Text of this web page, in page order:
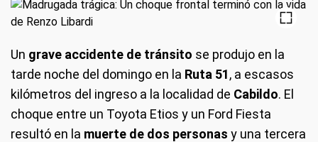
Un grave accidente de tránsito se produjo en la
tarde noche del domingo en la Ruta 51, a escasos
kilómetros del ingreso a la localidad de Cabildo. El
choque entre un Toyota Etios y un Ford Fiesta
resultó en la muerte de dos personas y una tercera